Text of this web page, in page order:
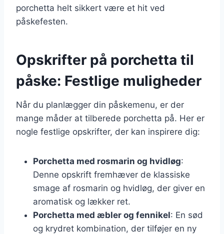
porchetta helt sikkert være et hit ved
påskefesten.
Opskrifter på porchetta til
påske: Festlige muligheder
Når du planlægger din påskemenu, er der
mange måder at tilberede porchetta på. Her er
nogle festlige opskrifter, der kan inspirere dig:
Porchetta med rosmarin og hvidløg:
Denne opskrift fremhæver de klassiske
smage af rosmarin og hvidløg, der giver en
aromatisk og lækker ret.
Porchetta med æbler og fennikel: En sød
og krydret kombination, der tilføjer en ny